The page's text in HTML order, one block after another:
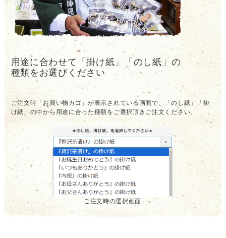
用途に合わせて「掛け紙」「のし紙」の
種類をお選びください
ご注文時「お買い物カゴ」が表示されている画面で、「のし紙」「掛
け紙」の中から用途に合った種類をご選択頂きご注文ください。
ご注文時の選択画面